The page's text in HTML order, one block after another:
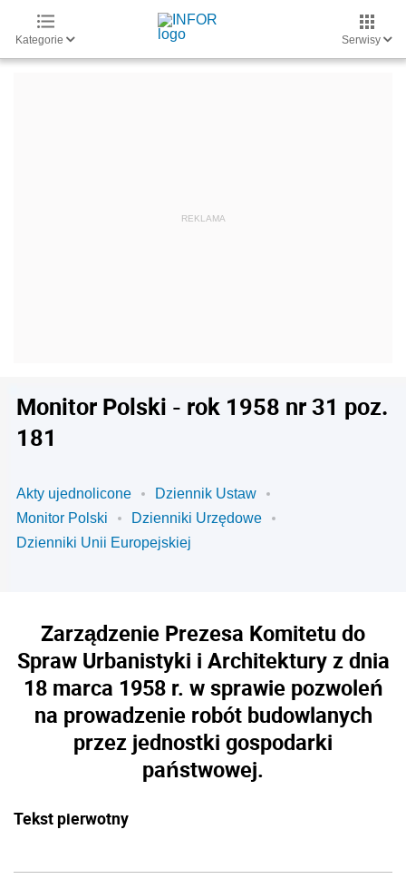
Kategorie Serwisy
Monitor Polski - rok 1958 nr 31 poz.
181
Akty ujednolicone
Dziennik Ustaw
Monitor Polski
Dzienniki Urzędowe
Dzienniki Unii Europejskiej
Zarządzenie Prezesa Komitetu do
Spraw Urbanistyki i Architektury z dnia
18 marca 1958 r. w sprawie pozwoleń
na prowadzenie robót budowlanych
przez jednostki gospodarki
państwowej.
Tekst pierwotny